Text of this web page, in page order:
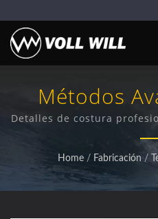
Métodos
Costura Y
Neopreno
Global De
Detalles de costura
a ciegas en prendas |
innovadores de
Home / Fabricación /